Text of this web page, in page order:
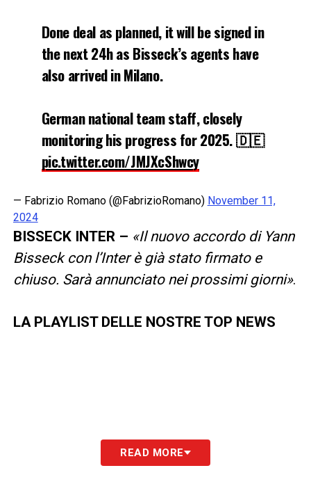
Done deal as planned, it will be signed in
the next 24h as Bisseck’s agents have
also arrived in Milano.
German national team staff, closely
monitoring his progress for 2025. 🇩🇪
pic.twitter.com/JMJXcShwcy
— Fabrizio Romano (@FabrizioRomano) November 11,
2024
BISSECK INTER – «Il nuovo accordo di Yann
Bisseck con l’Inter è già stato firmato e
chiuso. Sarà annunciato nei prossimi giorni».
LA PLAYLIST DELLE NOSTRE TOP NEWS
READ MORE